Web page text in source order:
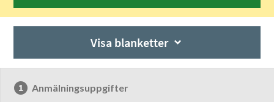
Visa blanketter
Anmälningsuppgifter